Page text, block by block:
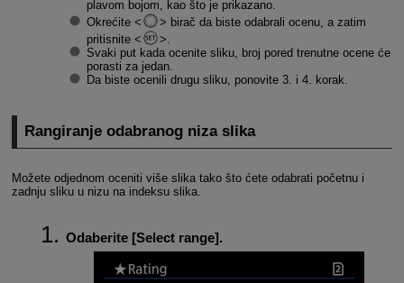
plavom bojom, kao što je prikazano.
Okrećite
birač da biste odabrali ocenu, a zatim
pritisnite
Svaki put kada ocenite sliku, broj pored trenutne ocene će
porasti za jedan.
Da biste ocenili drugu sliku, ponovite 3. i 4. korak.
Rangiranje odabranog niza slika
Možete odjednom oceniti više slika tako što ćete odabrati početnu i
zadnju sliku u nizu na indeksu slika.
Odaberite [Select range].